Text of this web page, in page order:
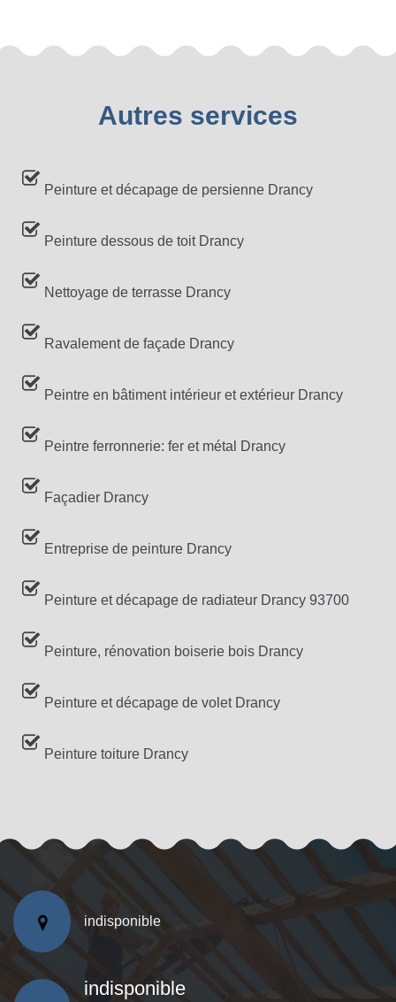
Autres services
Peinture et décapage de persienne Drancy
Peinture dessous de toit Drancy
Nettoyage de terrasse Drancy
Ravalement de façade Drancy
Peintre en bâtiment intérieur et extérieur Drancy
Peintre ferronnerie: fer et métal Drancy
Façadier Drancy
Entreprise de peinture Drancy
Peinture et décapage de radiateur Drancy 93700
Peinture, rénovation boiserie bois Drancy
Peinture et décapage de volet Drancy
Peinture toiture Drancy
indisponible
indisponible